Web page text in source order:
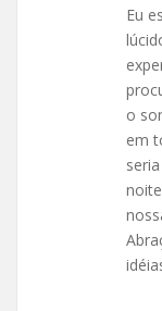
Eu
o
em